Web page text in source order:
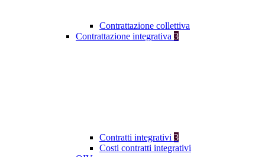
Contrattazione collettiva
Contrattazione integrativa 3
Contratti integrativi 3
Costi contratti integrativi